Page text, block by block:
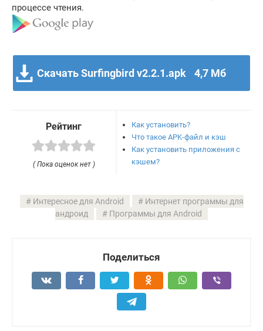
процессе чтения.
Скачать Surfingbird v2.2.1.apk 4,7 Мб
Рейтинг
( Пока оценок нет )
Как установить?
Что такое APK-файл и кэш
Как установить приложения с
кэшем?
Интересное для Android
Интернет программы для
андроид
Программы для Android
Поделиться